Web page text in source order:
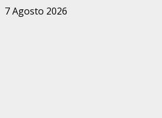
Zum
7 Agosto 2026